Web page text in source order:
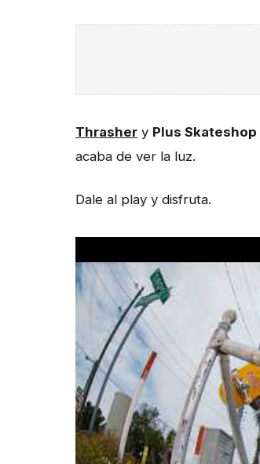
Thrasher y Plus Skateshop
acaba de ver la luz.
Dale al play y disfruta.